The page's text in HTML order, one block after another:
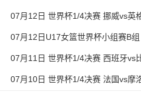
07月12日 世界杯1/4决赛 挪威vs英
07月12日U17女篮世界杯小组赛B
篮 全场录像
07月11日 世界杯1/4决赛 西班牙vs
07月10日 世界杯1/4决赛 法国vs摩